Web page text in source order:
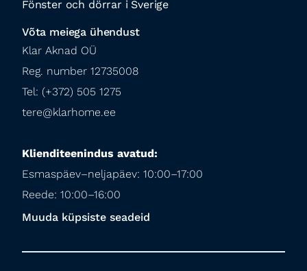
Fönster och dörrar i Sverige
Võta meiega ühendust
Klar Aknad OÜ
Reg. number 12735008
Tel: (+372) 505 1275
tere@klarhome.ee
Klienditeenindus avatud:
Esmaspäev–neljapäev: 10:00–17:00
Reede: 10:00–16:00
Muuda küpsiste seadeid